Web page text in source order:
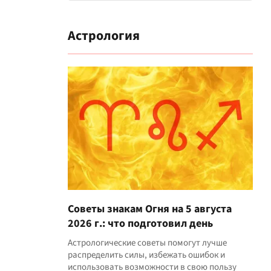
Астрология
Советы знакам Огня на 5 августа
2026 г.: что подготовил день
Астрологические советы помогут лучше
распределить силы, избежать ошибок и
использовать возможности в свою пользу